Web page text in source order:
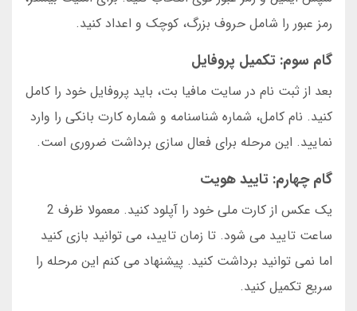
رمز عبور را شامل حروف بزرگ، کوچک و اعداد کنید.
گام سوم: تکمیل پروفایل
بعد از ثبت نام در سایت مافیا بت، باید پروفایل خود را کامل
کنید. نام کامل، شماره شناسنامه و شماره کارت بانکی را وارد
نمایید. این مرحله برای فعال سازی برداشت ضروری است.
گام چهارم: تایید هویت
یک عکس از کارت ملی خود را آپلود کنید. معمولا ظرف 2
ساعت تایید می شود. تا زمان تایید، می توانید بازی کنید
اما نمی توانید برداشت کنید. پیشنهاد می کنم این مرحله را
سریع تکمیل کنید.